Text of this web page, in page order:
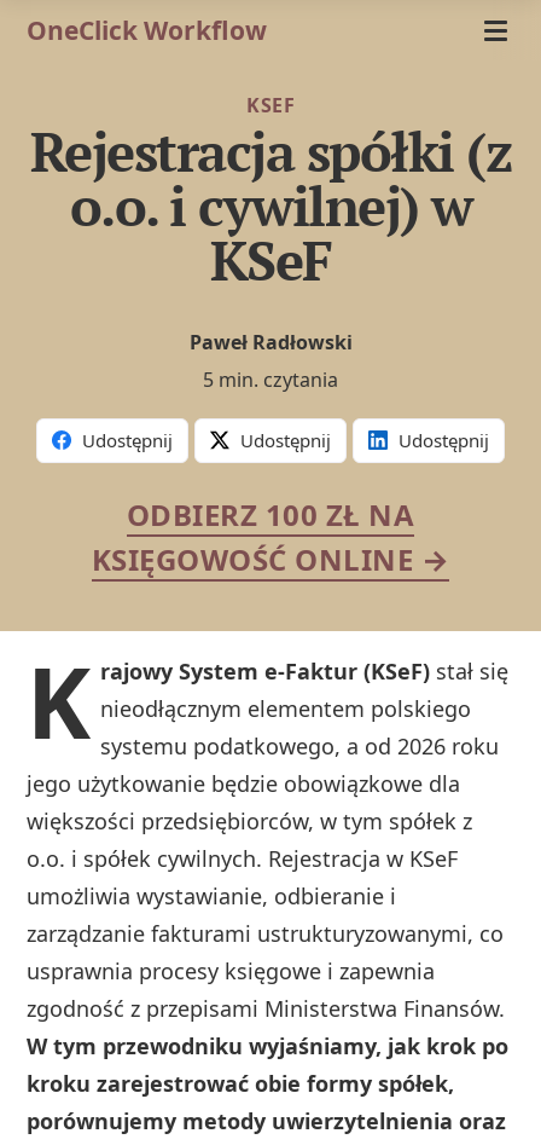
OneClick Workflow
KSEF
Rejestracja spółki (z
o.o. i cywilnej) w
KSeF
Paweł Radłowski
5 min. czytania
Udostępnij Udostępnij Udostępnij
ODBIERZ 100 ZŁ NA
KSIĘGOWOŚĆ ONLINE →
K rajowy System e-Faktur (KSeF) stał się
nieodłącznym elementem polskiego
systemu podatkowego, a od 2026 roku
jego użytkowanie będzie obowiązkowe dla
większości przedsiębiorców, w tym spółek z
o.o. i spółek cywilnych. Rejestracja w KSeF
umożliwia wystawianie, odbieranie i
zarządzanie fakturami ustrukturyzowanymi, co
usprawnia procesy księgowe i zapewnia
zgodność z przepisami Ministerstwa Finansów.
W tym przewodniku wyjaśniamy, jak krok po
kroku zarejestrować obie formy spółek,
porównujemy metody uwierzytelnienia oraz